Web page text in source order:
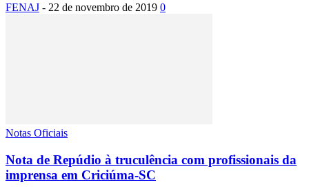
FENAJ - 22 de novembro de 2019 0
Notas Oficiais
Nota de Repúdio à truculência com profissionais da
imprensa em Criciúma-SC